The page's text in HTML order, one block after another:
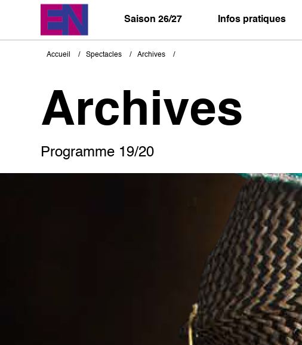
Saison 26/27 Infos pratiques
Fil
Accueil Spectacles Archives
Archives
Programme 19/20